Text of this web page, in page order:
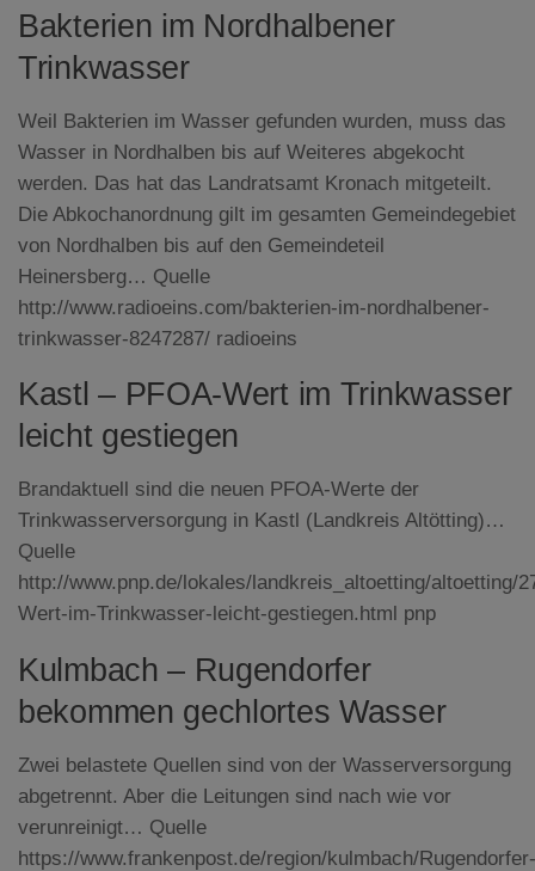
Bakterien im Nordhalbener
Trinkwasser
Weil Bakterien im Wasser gefunden wurden, muss das
Wasser in Nordhalben bis auf Weiteres abgekocht
werden. Das hat das Landratsamt Kronach mitgeteilt.
Die Abkochanordnung gilt im gesamten Gemeindegebiet
von Nordhalben bis auf den Gemeindeteil
Heinersberg… Quelle
http://www.radioeins.com/bakterien-im-nordhalbener-
trinkwasser-8247287/ radioeins
Kastl – PFOA-Wert im Trinkwasser
leicht gestiegen
Brandaktuell sind die neuen PFOA-Werte der
Trinkwasserversorgung in Kastl (Landkreis Altötting)…
Quelle
http://www.pnp.de/lokales/landkreis_altoetting/altoetting/
Wert-im-Trinkwasser-leicht-gestiegen.html pnp
Kulmbach – Rugendorfer
bekommen gechlortes Wasser
Zwei belastete Quellen sind von der Wasserversorgung
abgetrennt. Aber die Leitungen sind nach wie vor
verunreinigt… Quelle
https://www.frankenpost.de/region/kulmbach/Rugendorfer-